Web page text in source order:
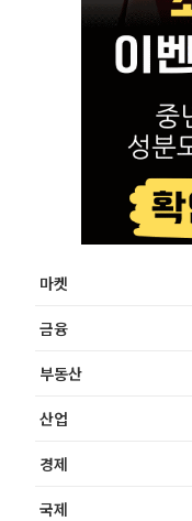
마켓
금융
부동산
산업
경제
국제